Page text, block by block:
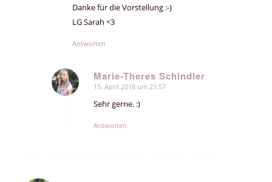
Danke für die Vorstellung :-)
LG Sarah <3
Antworten
Marie-Theres Schindler
sagte:
15. April 2018 um 21:57
Sehr gerne. :)
Antworten